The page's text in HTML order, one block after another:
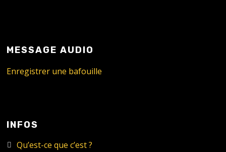
MESSAGE AUDIO
Enregistrer une bafouille
INFOS
Qu’est-ce que c’est ?